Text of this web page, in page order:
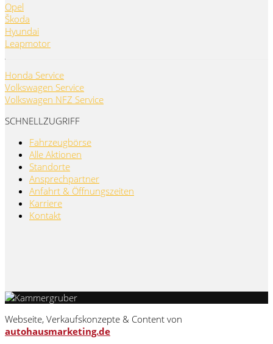
Opel
Škoda
Hyundai
Leapmotor
Honda Service
Volkswagen Service
Volkswagen NFZ Service
SCHNELLZUGRIFF
Fahrzeugbörse
Alle Aktionen
Standorte
Ansprechpartner
Anfahrt & Öffnungszeiten
Karriere
Kontakt
Webseite, Verkaufskonzepte & Content von
autohausmarketing.de